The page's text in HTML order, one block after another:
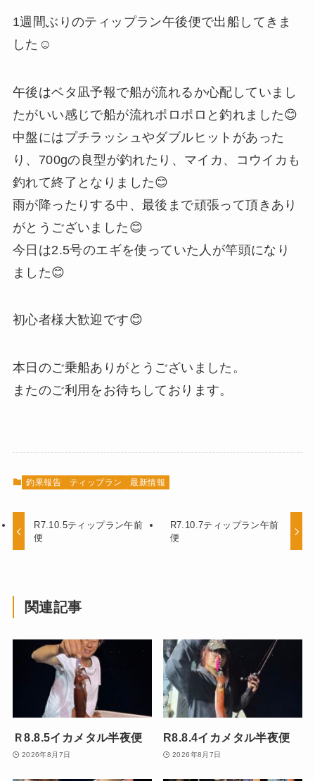
1週間ぶりのティップラン午後便で出船してきま
した☺️
午後はベタ凪予報で船が流れるか心配していまし
たがいい感じで船が流れポロポロと釣れました😊
中盤にはプチラッシュやダブルヒットがあった
り、700gの良型が釣れたり、マイカ、コウイカも
釣れて終了となりました😊
雨が降ったりする中、最後まで頑張って頂きあり
がとうございました😊
今日は2.5号のエギを使っていた人が竿頭になり
ました😊
初心者様大歓迎です😊
本日のご乗船ありがとうございました。
またのご利用をお待ちしております。
釣果報告 ティップラン 最新情報
R7.10.5ティップラン午前
便
R7.10.7ティップラン午前
便
関連記事
Ｒ8.8.5イカメタル半夜便
2026年8月7日
R8.8.4イカメタル半夜便
2026年8月7日